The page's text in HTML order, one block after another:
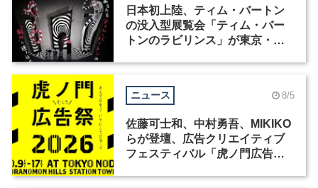
日本初上陸、ティム・バートン
の没入型展覧会「ティム・バー
トンのラビリンス」が東京・豊
ニュース 8/5
佐藤可士和、中村勇吾、MIKIKO
らが登壇、広告クリエイティブ
フェスティバル「虎ノ門広告